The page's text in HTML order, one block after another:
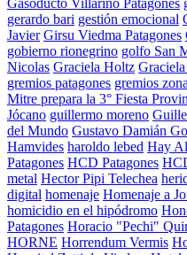
Gasoducto Villarino Patagones
gerardo bari gestión emocional
Javier Girsu Viedma Patagones
gobierno rionegrino golfo San
Nicolas Graciela Holtz
gremios patagones gremios
Mitre prepara la 3° Fiesta
Jócano guillermo moreno
del Mundo Gustavo Damián
Hamvides haroldo lebed Hay
Patagones HCD Patagones
metal Hector Pipi Telechea
digital homenaje Homenaje a
homicidio en el hipódromo
Patagones Horacio "Pechi"
HORNE Horrendum Vermis